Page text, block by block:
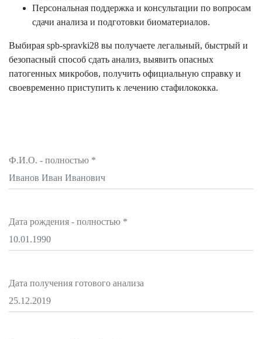
Персональная поддержка и консультации по вопросам
сдачи анализа и подготовки биоматериалов.
Выбирая spb-spravki28 вы получаете легальный, быстрый и
безопасный способ сдать анализ, выявить опасных
патогенных микробов, получить официальную справку и
своевременно приступить к лечению стафилококка.
Ф.И.О. - полностью *
Дата рождения - полностью *
Дата получения готового анализа